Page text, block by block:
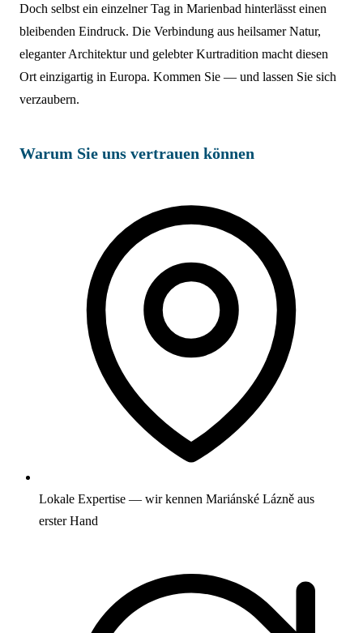
Doch selbst ein einzelner Tag in Marienbad hinterlässt einen
bleibenden Eindruck. Die Verbindung aus heilsamer Natur,
eleganter Architektur und gelebter Kurtradition macht diesen
Ort einzigartig in Europa. Kommen Sie — und lassen Sie sich
verzaubern.
Warum Sie uns vertrauen können
Lokale Expertise — wir kennen Mariánské Lázně aus
erster Hand